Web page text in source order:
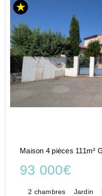
Maison 4 pièces 111m²
93 000€
2 chambres Jardin